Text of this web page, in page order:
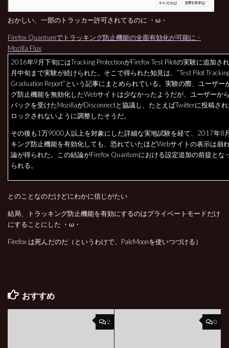
おかしい、一部のトラッカー許可されてるのに ・ω・
Firefox Quantumでトラッキング防止機能の全面有効化が可能に –
Mozilla Flux
2016年9月下旬にはTracking ProtectionがFirefox Test Pilotの実験に追加さ
月中旬まで実験が続けられた。そこで得られた知見は、”Test Pilot
Graduation Report”という記事にまとめられている。実験の際、ユーザー
グ防止機能を無効化したWebサイトは少なかったようだが、ユーザーか
バックを受けたMozillaがDisconnectと協議し、たとえばTwitterに投稿さ
ロックされないように調整したそうだ。
その後も1万9000人以上を対象にした詳細な実地試験を経て、2017年8
キング防止機能を有効化しても、恐れていたほどWebサイトの表示は崩
論が得られた。この結論がFirefox Quantumにおける設定追加の前提とな
られる。
とのことなのだけどにわかに信じがたい
結局、トラッキング防止機能を有効にするのはプライベートモードだけ
にすることにした ・ω・
Firefox は死んだのだ（というわけで、PaleMoonを使いつづける）
おすすめ
2 0